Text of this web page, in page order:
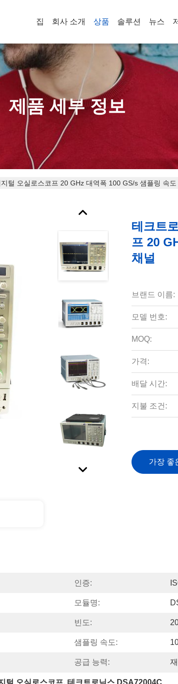
집 회사 소개 상품 솔루션 뉴스
제품 세부 정보
털 오실로스코프 20 GHz 대역폭 100 GS/s 샘플링 속도
테크트
프 20
채널
브랜드 이름:
모델 번호:
MOQ:
가격:
배달 시간:
지불 조건:
가장 좋
인증:
모듈명:
빈도:
샘플링 속도:
공급 능력:
털 오실로스코프, 테크트로닉스 DSA72004C